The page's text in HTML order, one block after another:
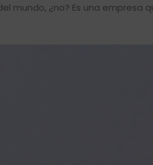
mundo, ¿no? Es una